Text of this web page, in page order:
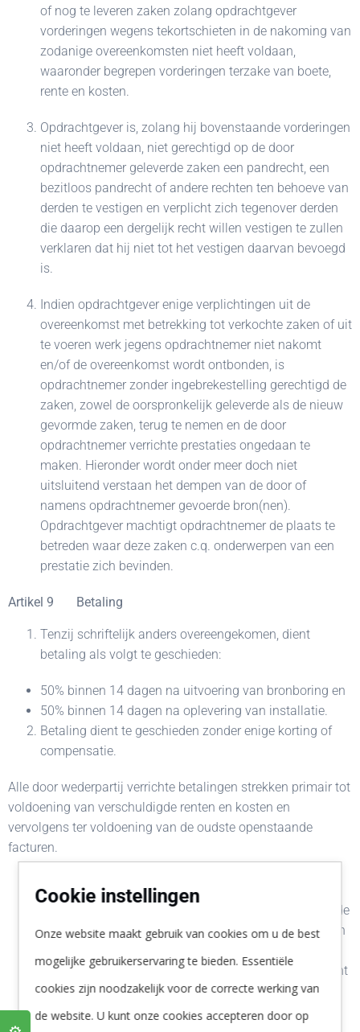
of nog te leveren zaken zolang opdrachtgever
vorderingen wegens tekortschieten in de nakoming van
zodanige overeenkomsten niet heeft voldaan,
waaronder begrepen vorderingen terzake van boete,
rente en kosten.
Opdrachtgever is, zolang hij bovenstaande vorderingen
niet heeft voldaan, niet gerechtigd op de door
opdrachtnemer geleverde zaken een pandrecht, een
bezitloos pandrecht of andere rechten ten behoeve van
derden te vestigen en verplicht zich tegenover derden
die daarop een dergelijk recht willen vestigen te zullen
verklaren dat hij niet tot het vestigen daarvan bevoegd
is.
Indien opdrachtgever enige verplichtingen uit de
overeenkomst met betrekking tot verkochte zaken of uit
te voeren werk jegens opdrachtnemer niet nakomt
en/of de overeenkomst wordt ontbonden, is
opdrachtnemer zonder ingebrekestelling gerechtigd de
zaken, zowel de oorspronkelijk geleverde als de nieuw
gevormde zaken, terug te nemen en de door
opdrachtnemer verrichte prestaties ongedaan te
maken. Hieronder wordt onder meer doch niet
uitsluitend verstaan het dempen van de door of
namens opdrachtnemer gevoerde bron(nen).
Opdrachtgever machtigt opdrachtnemer de plaats te
betreden waar deze zaken c.q. onderwerpen van een
prestatie zich bevinden.
Artikel 9 Betaling
Tenzij schriftelijk anders overeengekomen, dient
betaling als volgt te geschieden:
50% binnen 14 dagen na uitvoering van bronboring en
50% binnen 14 dagen na oplevering van installatie.
Betaling dient te geschieden zonder enige korting of
compensatie.
Alle door wederpartij verrichte betalingen strekken primair tot
voldoening van verschuldigde renten en kosten en
vervolgens ter voldoening van de oudste openstaande
facturen.
Indien betaling niet binnen de in het eerste lid vermelde
termijn heeft plaatsgevonden, is de opdrachtgever van
ingebrekestelling noodzakelijk is en vanaf dat moment
een rente van 1% per (gedeelte van een) maand
verschuldigd over het openstaande bedrag.
Cookie instellingen
Onze website maakt gebruik van cookies om u de best
mogelijke gebruikerservaring te bieden. Essentiële
cookies zijn noodzakelijk voor de correcte werking van
de website. U kunt onze cookies accepteren door op